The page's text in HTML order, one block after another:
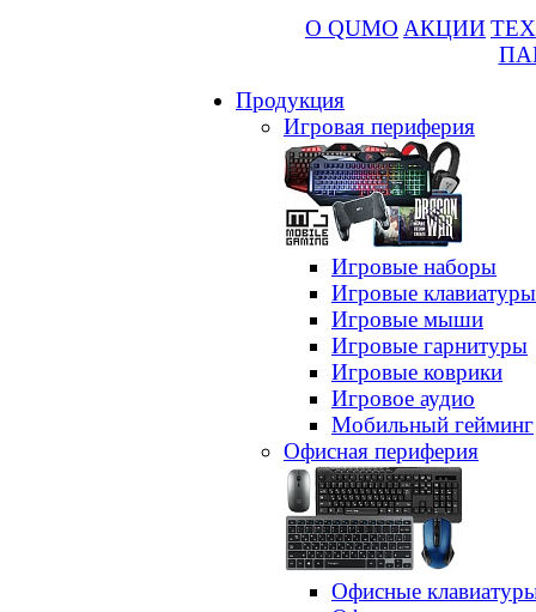
О QUMO АКЦИИ
Продукция
Игровая периферия
Игровые наборы
Игровые клавиатуры
Игровые мыши
Игровые гарнитуры
Игровые коврики
Игровое аудио
Мобильный гейминг
Офисная периферия
Офисные